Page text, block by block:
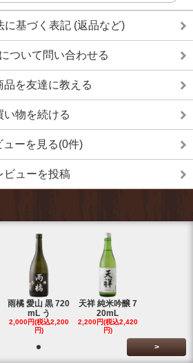
に基づく表記 (返品など)
ついて問い合わせる
品を友達に教える
い物を続ける
ューを見る(0件)
ビューを投稿
雨橘 愛山 黒 720
mL う
2,000円(税込2,200
円)
天祥 純米吟醸 7
20mL
2,200円(税込2,420
円)
>